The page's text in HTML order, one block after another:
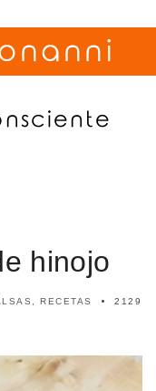
hinojo
,RECETAS 2129